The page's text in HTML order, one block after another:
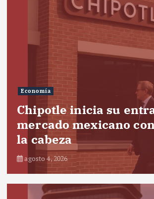
Economía
Chipotle inicia su
mercado mexicano
la cabeza
agosto 4, 2026